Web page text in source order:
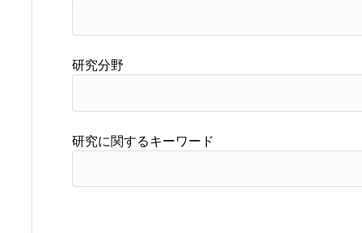
研究分野
研究に関するキーワード